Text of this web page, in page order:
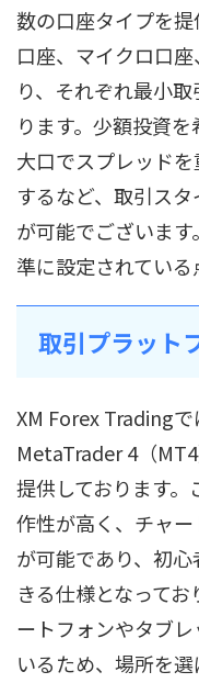
数の口座タイプを
口座、マイクロ口
り、それぞれ最小
ります。少額投資を
大口でスプレッド
するなど、取引ス
が可能でございま
準に設定されている
取引プラット
XM Forex Trading
MetaTrader 4（
提供しております
作性が高く、チャ
が可能であり、初
きる仕様となって
ートフォンやタブ
いるため、場所を